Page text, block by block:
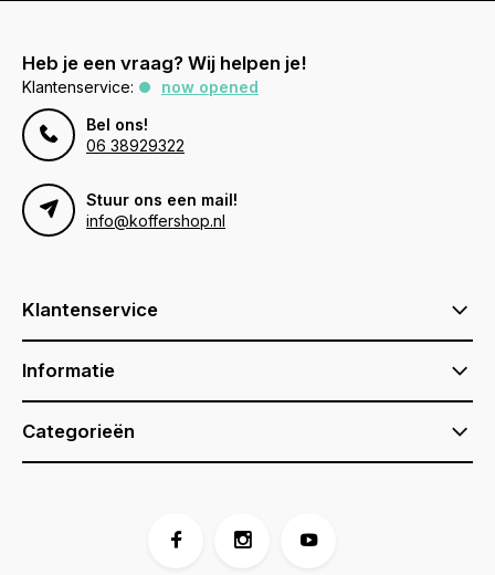
Heb je een vraag? Wij helpen je!
Klantenservice:
now opened
Bel ons!
06 38929322
Stuur ons een mail!
info@koffershop.nl
Klantenservice
Informatie
Categorieën